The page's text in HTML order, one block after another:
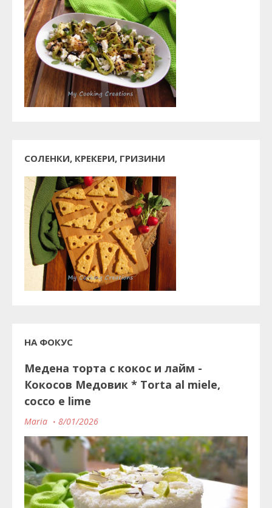
СОЛЕНКИ, КРЕКЕРИ, ГРИЗИНИ
НА ФОКУС
Медена торта с кокос и лайм -
Кокосов Медовик * Torta al miele,
cocco e lime
Maria 8/01/2026